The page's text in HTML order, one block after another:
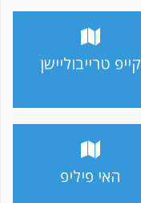
קייפ טרייבוליישן
האי פיליפ